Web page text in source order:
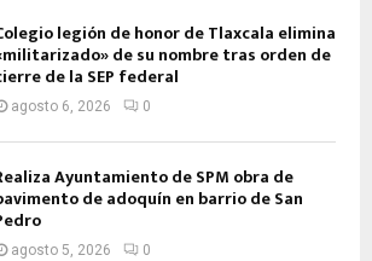
legión de honor de Tlaxcala elimina
de su nombre tras orden de
de la SEP federal
agosto 6, 2026 0
Ayuntamiento de SPM obra de
de adoquín en barrio de San
agosto 5, 2026 0